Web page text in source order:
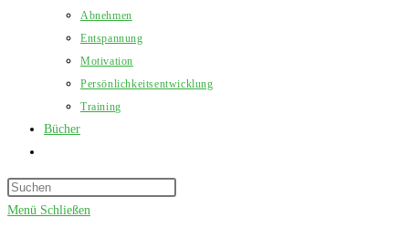
Abnehmen
Entspannung
Motivation
Persönlichkeitsentwicklung
Training
Bücher
umschalten
Menü Schließen